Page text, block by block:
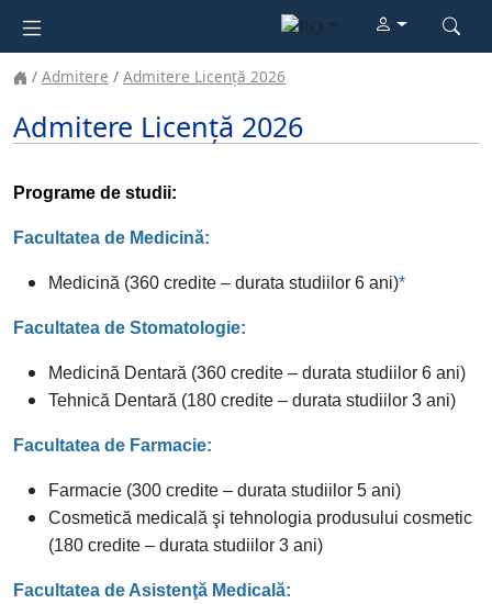
Admitere Admitere Licență 2026
Admitere Licență 2026
Programe de studii:
Facultatea de Medicină:
Medicină (360 credite – durata studiilor 6 ani)*
Facultatea de Stomatologie:
Medicină Dentară (360 credite – durata studiilor 6 ani)
Tehnică Dentară (180 credite – durata studiilor 3 ani)
Facultatea de Farmacie:
Farmacie (300 credite – durata studiilor 5 ani)
Cosmetică medicală şi tehnologia produsului cosmetic
(180 credite – durata studiilor 3 ani)
Facultatea de Asistenţă Medicală: